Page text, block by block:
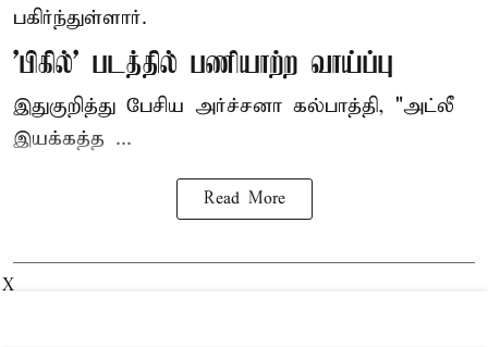
பகிர்ந்துள்ளார்.
'பிகில்' படத்தில் பணியாற்ற வாய்ப்பு
இதுகுறித்து பேசிய அர்ச்சனா கல்பாத்தி, "அட்லீ
இயக்கத்த ...
Read More
X